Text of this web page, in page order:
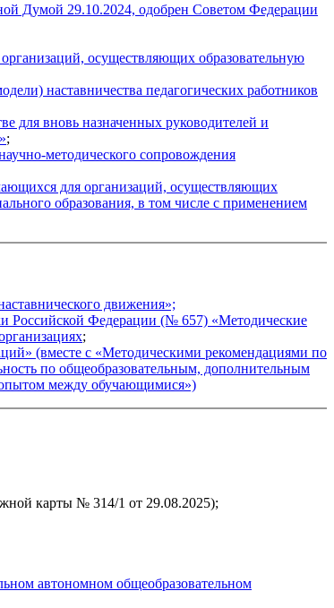
Думой 29.10.2024, одобрен Советом Федерации
осуществляющих образовательную
наставничества педагогических работников
для вновь назначенных руководителей и
;
методического сопровождения
для организаций, осуществляющих
образования, в том числе с применением
движения»;
Российской Федерации (№ 657) «Методические
;
(вместе с «Методическими рекомендациями по
по общеобразовательным, дополнительным
опытом между обучающимися»)
карты № 314/1 от 29.08.2025);
автономном общеобразовательном